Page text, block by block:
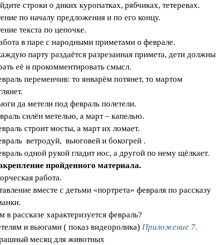
строки о диких куропатках, рябчиках, тетеревах.
по началу предложения и по его концу.
текста по цепочке.
в паре с народными приметами о феврале.
парту раздаётся разрезанная примета, дети должны
её и прокомментировать смысл.
переменчив: то январём потянет, то мартом
да метели под февраль полетели.
силён метелью, а март – капелью.
строит мосты, а март их ломает.
ветродуй, вьюговей и бокогрей .
одной рукой гладит нос, а другой по нему щёлкает.
пройденного материала.
работа.
вместе с детьми «портрета» февраля по рассказу
в рассказе характеризуется февраль?
и вьюгами ( показ видеоролика)Приложение 7.
месяц для животных